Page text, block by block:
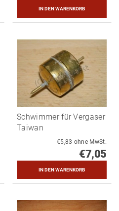
Schwimmer für Vergaser
Taiwan
€5,83 ohne MwSt.
€7,05